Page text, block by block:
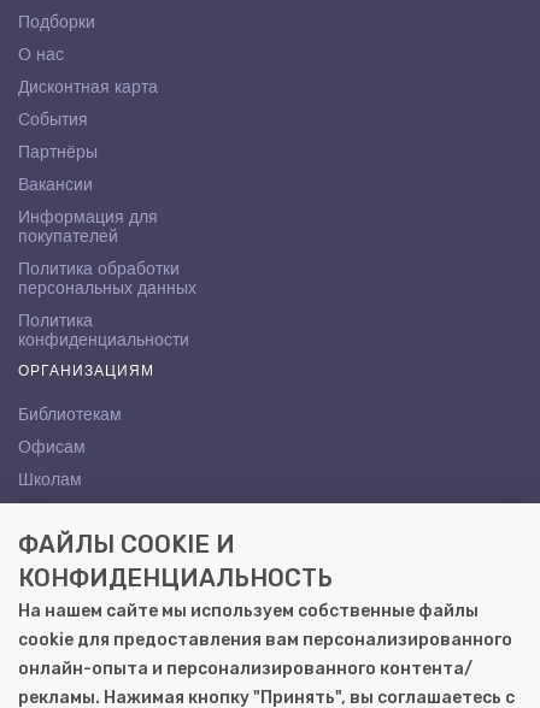
Подборки
О нас
Дисконтная карта
События
Партнёры
Вакансии
Информация для
покупателей
Политика обработки
персональных данных
Политика
конфиденциальности
ОРГАНИЗАЦИЯМ
Библиотекам
Офисам
Школам
КОНТАКТЫ
Саратов, ул. Осипова, 10А
+7 (8452) 72-65-65
gemera@moya-kniga.ru
ФАЙЛЫ COOKIE И
КОНФИДЕНЦИАЛЬНОСТЬ
На нашем сайте мы используем собственные файлы
cookie для предоставления вам персонализированного
онлайн-опыта и персонализированного контента/
рекламы. Нажимая кнопку "Принять", вы соглашаетесь с